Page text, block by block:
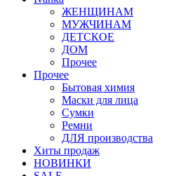
ЖЕНЩИНАМ
МУЖЧИНАМ
ДЕТСКОЕ
ДОМ
Прочее
Прочее
Бытовая химия
Маски для лица
Сумки
Ремни
ДЛЯ производства
Хиты продаж
НОВИНКИ